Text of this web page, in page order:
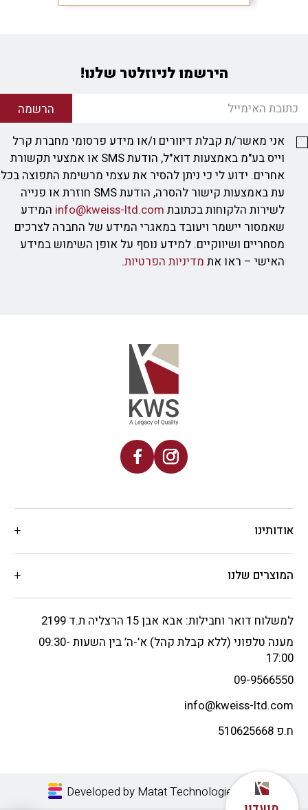
הירשמו לניוזלטר שלנו!
הרשמה
אני מאשר/ת קבלת דיוורים ו/או מידע פרסומי מחברת קרל
וייס בע"מ באמצעות דוא"ל, הודעת SMS או אמצעי תקשורת
אחרים. ידוע לי כי ניתן להסיר את עצמי מרשימת התפוצה בכל
עת באמצעות קישור להסרה, הודעת SMS חוזרת או פנייה
לשירות הלקוחות בכתובת info@kweiss-ltd.com המידע
שאמסור יישמר ויעובד במאגרי המידע של החברה לצרכים
מסחריים ושיווקיים. למידע נוסף על אופן השימוש במידע
האישי – ראו את מדיניות הפרטיות.
אודותינו
המוצרים שלנו
למשלוח דואר וחבילות: אבא אבן 15 הרצליה ת.ד 2199
מענה טלפוני (ללא קבלת קהל) א’-ה’ בין השעות 09:30-
17:00
09-9566550
info@kweiss-ltd.com
ח.פ 510625668
Developed by Matat Technologies LTD